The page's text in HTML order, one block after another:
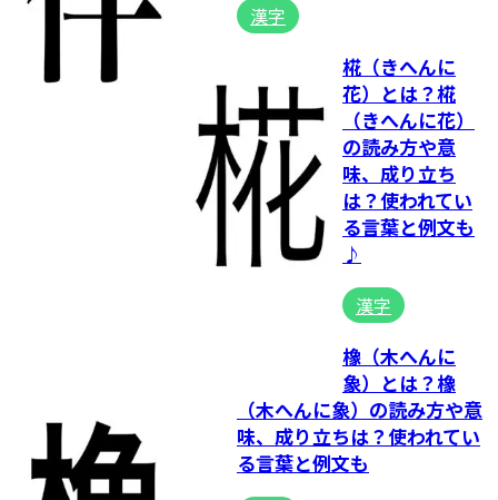
漢字
椛（きへんに
花）とは？椛
（きへんに花）
の読み方や意
味、成り立ち
は？使われてい
る言葉と例文も
♪
漢字
橡（木へんに
象）とは？橡
（木へんに象）の読み方や意
味、成り立ちは？使われてい
る言葉と例文も